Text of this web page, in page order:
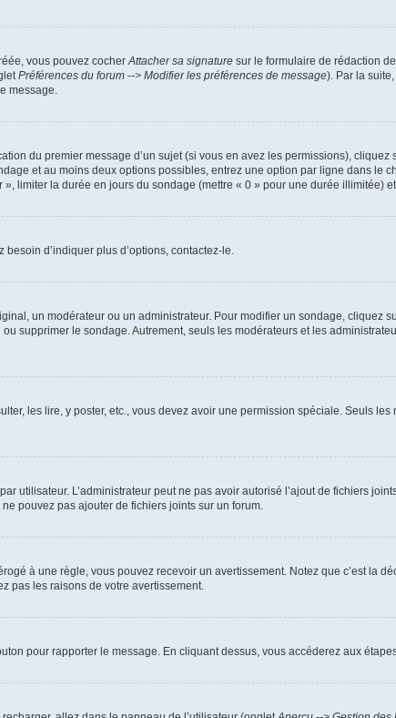
vous pouvez cocher Attacher sa signature sur le formulaire de rédaction
Préférences du forum --> Modifier les préférences de message). Par la
message.
du premier message d’un sujet (si vous en avez les permissions), cliquez
et au moins deux options possibles, entrez une option par ligne dans le
limiter la durée en jours du sondage (mettre « 0 » pour une durée illimitée)
d’indiquer plus d’options, contactez-le.
un modérateur ou un administrateur. Pour modifier un sondage, cliquez
supprimer le sondage. Autrement, seuls les modérateurs et les
les lire, y poster, etc., vous devez avoir une permission spéciale. Seuls
utilisateur. L’administrateur peut ne pas avoir autorisé l’ajout de fichiers
pouvez pas ajouter de fichiers joints sur un forum.
à une règle, vous pouvez recevoir un avertissement. Notez que c’est la
pas les raisons de votre avertissement.
pour rapporter le message. En cliquant dessus, vous accéderez aux